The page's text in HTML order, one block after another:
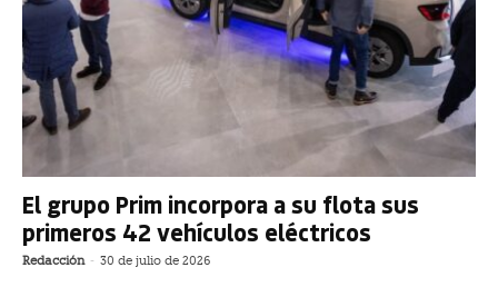
El grupo Prim incorpora a su flota sus
primeros 42 vehículos eléctricos
Redacción - 30 de julio de 2026